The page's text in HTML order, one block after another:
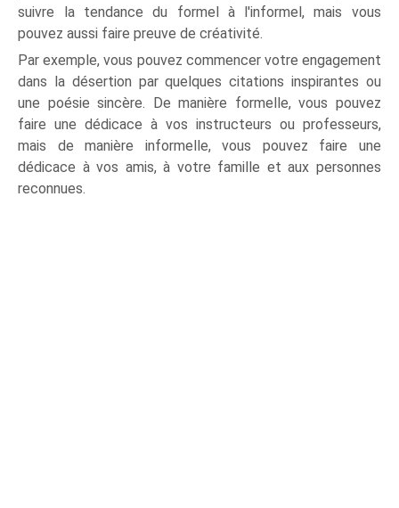
suivre la tendance du formel à l'informel, mais vous
pouvez aussi faire preuve de créativité.
Par exemple, vous pouvez commencer votre engagement
dans la désertion par quelques citations inspirantes ou
une poésie sincère. De manière formelle, vous pouvez
faire une dédicace à vos instructeurs ou professeurs,
mais de manière informelle, vous pouvez faire une
dédicace à vos amis, à votre famille et aux personnes
reconnues.